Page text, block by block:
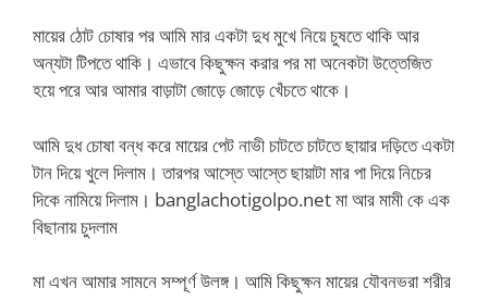
মায়ের ঠোট চোষার পর আমি মার একটা দুধ মুখে নিয়ে চুষতে থাকি আর
অন্যটা টিপতে থাকি। এভাবে কিছুক্ষন করার পর মা অনেকটা উত্তেজিত
হয়ে পরে আর আমার বাড়াটা জোড়ে জোড়ে খেঁচতে থাকে।
আমি দুধ চোষা বন্ধ করে মায়ের পেট নাভী চাটতে চাটতে ছায়ার দড়িতে একটা
টান দিয়ে খুলে দিলাম। তারপর আস্তে আস্তে ছায়াটা মার পা দিয়ে নিচের
দিকে নামিয়ে দিলাম। banglachotigolpo.net মা আর মামী কে এক
বিছানায় চুদলাম
মা এখন আমার সামনে সম্পূর্ণ উলঙ্গ। আমি কিছুক্ষন মায়ের যৌবনভরা শরীর